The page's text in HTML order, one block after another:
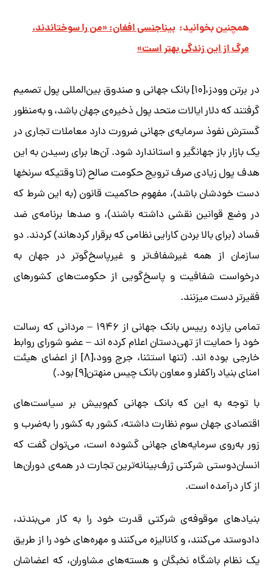
همچنین بخوانید: بیناجنسی افغان: «من را سوختاندند،
مرگ از این زندگی بهتر است»
در برتن وودز،[۱۰] بانک جهانی و صندوق بین‌­المللی پول تصمیم
گرفتند که دلار ایالات متحد پول ذخیره­‌ی جهان باشد، و به­‌منظور
گسترش نفوذ سرمایه­‌ی جهانی ضرورت دارد معاملات تجاری در
یک بازار باز جهانگیر و استاندارد شود. آن­‌ها برای رسیدن به این
هدف پول زیادی صرف ترویج حکومت صالح (تا وقتی­که سرنخ­ها
دست خودشان باشد)، مفهوم حاکمیت قانون (به ­این شرط که
در وضع قوانین نقشی داشته باشند)، و صدها برنامه­‌ی ضد
فساد (برای بالا بردن کارایی نظامی که برقرار کرده­اند) کردند. دو
سازمان از همه غیرشفاف­‌تر و غیرپاسخ‌گوتر در جهان به­‌
درخواست شفافیت و پاسخ‌گویی از حکومت­‌های کشورهای
فقیرتر دست می­زنند.
تمامی یازده رییس بانک جهانی از ۱۹۴۶ – مردانی که رسالت
خود را حمایت از تهی‌دستان اعلام کرده ­ا‌ند – عضو شورای روابط
خارجی بوده ­اند. (تنها استثنا، جرج وود،[۸] از اعضای هیئت
امنای بنیاد راکفلر و معاون بانک چیس منهتن[۹] بود.)
با توجه به­ این که بانک جهانی کم‌وبیش بر سیاست­‌های
اقتصادی جهان سوم نظارت داشته، کشور به­ کشور را به‌­ضرب و
زور به‌روی سرمایه­‌های جهانی گشوده است، می‌­توان گفت که
انسان‌دوستی شرکتی ژرف‌­بینانه‌­ترین تجارت در همه‌­ی دوران­‌ها
از کار درآمده­ است.
بنیادهای موقوفه­‌ی شرکتی قدرت خود را به­ کار می‌­بندند،
دادوستد می‌­کنند، و کانالیزه­ می­‌کنند و مهره­‌های خود را از طریق
یک نظام باشگاه نخبگان و هسته­‌های مشاوران، که اعضاشان